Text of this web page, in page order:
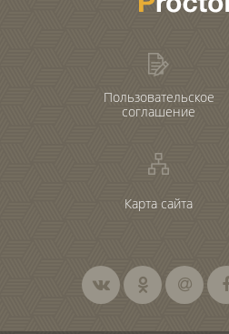
Пользовательское
соглашение
Карта сайта